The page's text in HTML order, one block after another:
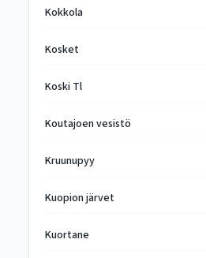
Kokkola
Kosket
Koski Tl
Koutajoen vesistö
Kruunupyy
Kuopion järvet
Kuortane